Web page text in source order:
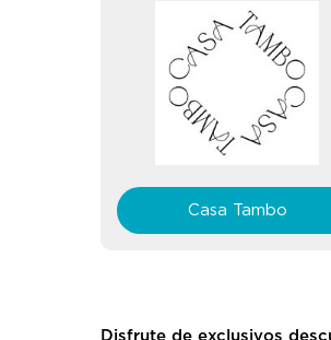
La Bistecca Pasta Grill
Disfrute de exclusivos